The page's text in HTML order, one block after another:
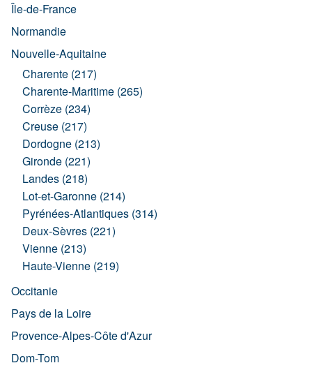
Île-de-France
Normandie
Nouvelle-Aquitaine
Charente (217)
Charente-Maritime (265)
Corrèze (234)
Creuse (217)
Dordogne (213)
Gironde (221)
Landes (218)
Lot-et-Garonne (214)
Pyrénées-Atlantiques (314)
Deux-Sèvres (221)
Vienne (213)
Haute-Vienne (219)
Occitanie
Pays de la Loire
Provence-Alpes-Côte d'Azur
Dom-Tom